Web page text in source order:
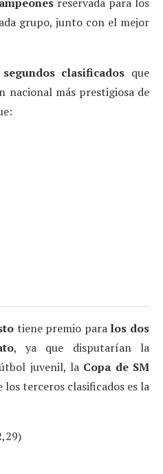
grupo, junto con el mejor
clasificados que
nacional más prestigiosa de
tiene premio para los dos
, ya que disputarían la
juvenil, la Copa de SM
los terceros clasificados es la